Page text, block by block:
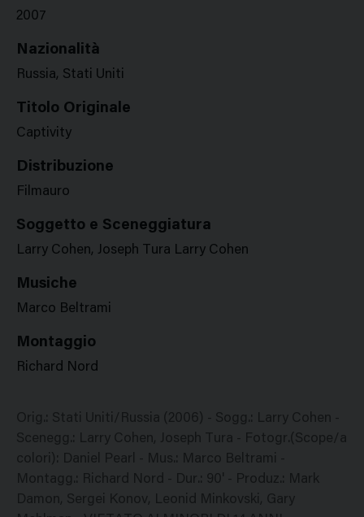
2007
Nazionalità
Russia, Stati Uniti
Titolo Originale
Captivity
Distribuzione
Filmauro
Soggetto e Sceneggiatura
Larry Cohen, Joseph Tura Larry Cohen
Musiche
Marco Beltrami
Montaggio
Richard Nord
Orig.: Stati Uniti/Russia (2006) - Sogg.: Larry Cohen -
Scenegg.: Larry Cohen, Joseph Tura - Fotogr.(Scope/a
colori): Daniel Pearl - Mus.: Marco Beltrami -
Montagg.: Richard Nord - Dur.: 90' - Produz.: Mark
Damon, Sergei Konov, Leonid Minkovski, Gary